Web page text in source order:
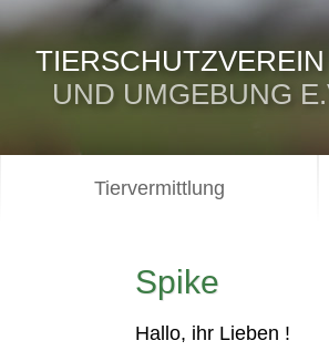
UND UMGEBUNG
Tiervermittlung
Spike
Hallo, ihr Lieben !